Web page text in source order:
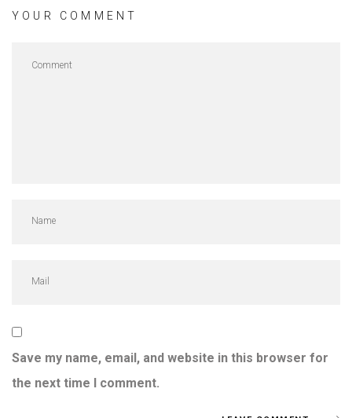
YOUR COMMENT
Save my name, email, and website in this browser for
the next time I comment.